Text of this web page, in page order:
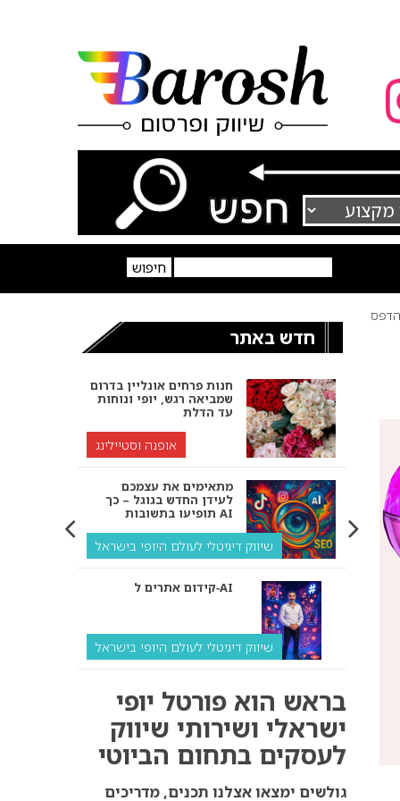
הדפס
חדש באתר
חנות פרחים אונליין בדרום
שמביאה רגש, יופי ונוחות
עד הדלת
אופנה וסטיילינג
מתאימים את עצמכם
לעידן החדש בגוגל – כך
תופיעו בתשובות AI
שיווק דיגיטלי לעולם היופי בישראל
קידום אתרים ל‑AI
שיווק דיגיטלי לעולם היופי בישראל
ולמה העסק שלך צריך
שיווק דיגיטלי לעסקים
קידום ל‑AI לעומת קידום
בראש הוא פורטל יופי
ישראלי ושירותי שיווק
לעסקים בתחום הביוטי
גולשים ימצאו אצלנו תכנים, מדריכים